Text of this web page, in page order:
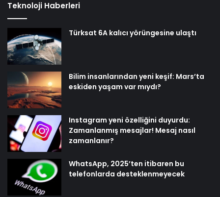
Teknoloji Haberleri
Türksat 6A kalıcı yörüngesine ulaştı
Bilim insanlarından yeni keşif: Mars’ta
eskiden yaşam var mıydı?
Instagram yeni özelliğini duyurdu:
Zamanlanmış mesajlar! Mesaj nasıl
zamanlanır?
WhatsApp, 2025’ten itibaren bu
telefonlarda desteklenmeyecek